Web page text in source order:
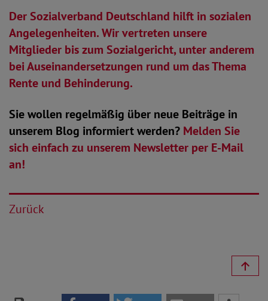
Der Sozialverband Deutschland hilft in sozialen
Angelegenheiten. Wir vertreten unsere
Mitglieder bis zum Sozialgericht, unter anderem
bei Auseinandersetzungen rund um das Thema
Rente und Behinderung.
Sie wollen regelmäßig über neue Beiträge in
unserem Blog informiert werden? Melden Sie
sich einfach zu unserem Newsletter per E-Mail
an!
Zurück